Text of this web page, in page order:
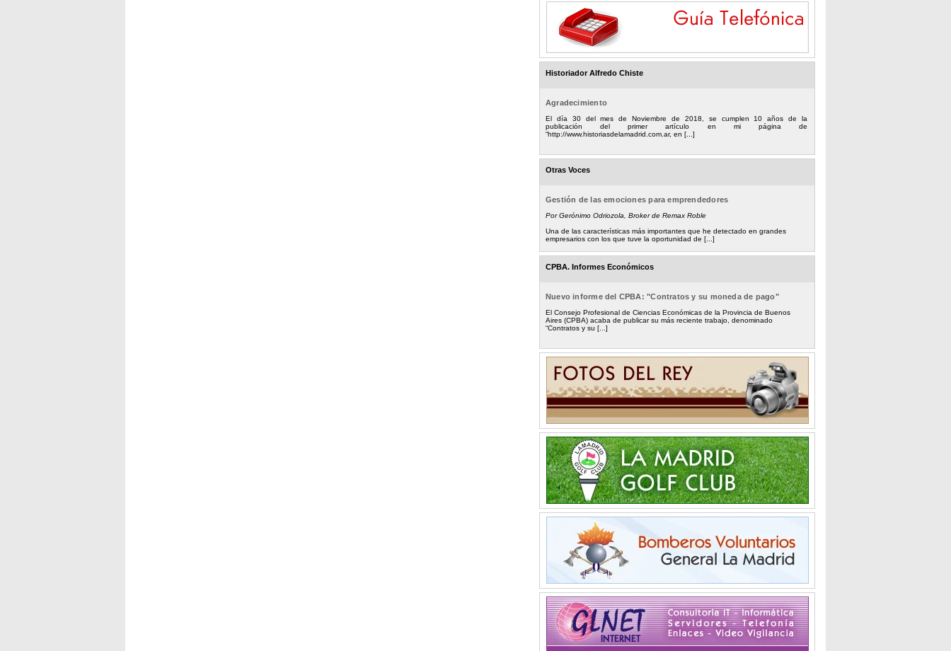
Historiador Alfredo Chiste
Agradecimiento
El día 30 del mes de Noviembre de 2018, se cumplen 10 años de la
publicación del primer artículo en mi página de
“http://www.historiasdelamadrid.com.ar, en [...]
Otras Voces
Gestión de las emociones para emprendedores
Por Gerónimo Odriozola, Broker de Remax Roble
Una de las características más importantes que he detectado en grandes
empresarios con los que tuve la oportunidad de [...]
CPBA. Informes Económicos
Nuevo informe del CPBA: "Contratos y su moneda de pago"
El Consejo Profesional de Ciencias Económicas de la Provincia de Buenos
Aires (CPBA) acaba de publicar su más reciente trabajo, denominado
“Contratos y su [...]